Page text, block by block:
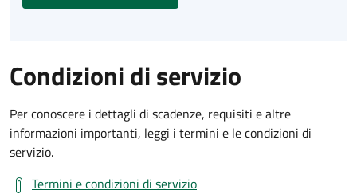
Condizioni di servizio
Per conoscere i dettagli di scadenze, requisiti e altre
informazioni importanti, leggi i termini e le condizioni di
servizio.
Termini e condizioni di servizio